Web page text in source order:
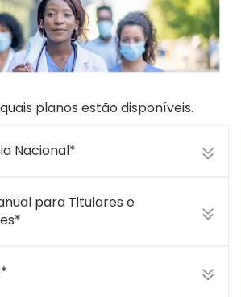
planos estão disponíveis.
Nacional*
para Titulares e